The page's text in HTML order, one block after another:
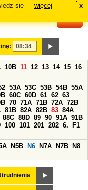
się
więcej x
10B 11 12 13 14 15 16
53A 53C 53B 54B 55A
60C 60D 61 62 63
70 71A 71B 72A 72B
81B 82A 82B 83 84A
88C 88D 89 90 91A 91B
100 101 201 202 6.
F1
N5B N6 N7A N7B
N8